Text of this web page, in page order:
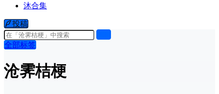
沐合集
投稿
全部标签
沧霁桔梗